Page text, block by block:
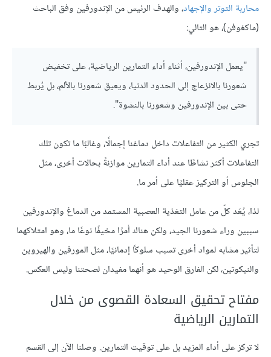
محاربة التوتر والإجهاد، والهدف الرئيس من الإندورفين وفق الباحث
(ماكغوفن)، هو التالي:
"يعمل الإندورفين، أثناء أداء التمارين الرياضية، على تخفيض
شعورنا بالانزعاج إلى الحدود الدنيا، ويعيق شعورنا بالألم، بل يُربط
حتى بين الإندورفين وشعورنا بالنشوة".
تجري الكثير من التفاعلات داخل دماغنا إجمالًا، وغالبًا ما تكون تلك
التفاعلات أكثر نشاطًا عند أداء التمارين موازنةً بحالات أخرى، مثل
الجلوس أو التركيز عقليًا على أمر ما.
لذا، يُعَد كلّ من عامل التغذية العصبية المستمد من الدماغ والإندورفين
سببين وراء شعورنا الجيد، ولكن هناك أمرًا مخيفًا نوعًا ما، وهو امتلاكهما
لتأثير مشابه لمواد أخرى تسبب سلوكًا إدمانيًا، مثل المورفين والهيروين
والنيكوتين، لكن الفارق الوحيد هو أنهما مفيدان لصحتنا وليس العكس.
مفتاح تحقيق السعادة القصوى من خلال
التمارين الرياضية
لا تركز على أداء المزيد بل على توقيت التمارين. وصلنا الآن إلى القسم